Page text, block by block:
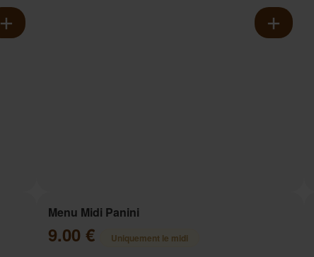
Menu Midi Panini
9.00 € Uniquement le midi